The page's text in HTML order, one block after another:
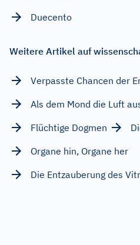
Duecento
Weitere Artikel auf
Verpasste Chancen der
Als dem Mond die Luft
Flüchtige Dogmen
Organe hin, Organe her
Die Entzauberung des